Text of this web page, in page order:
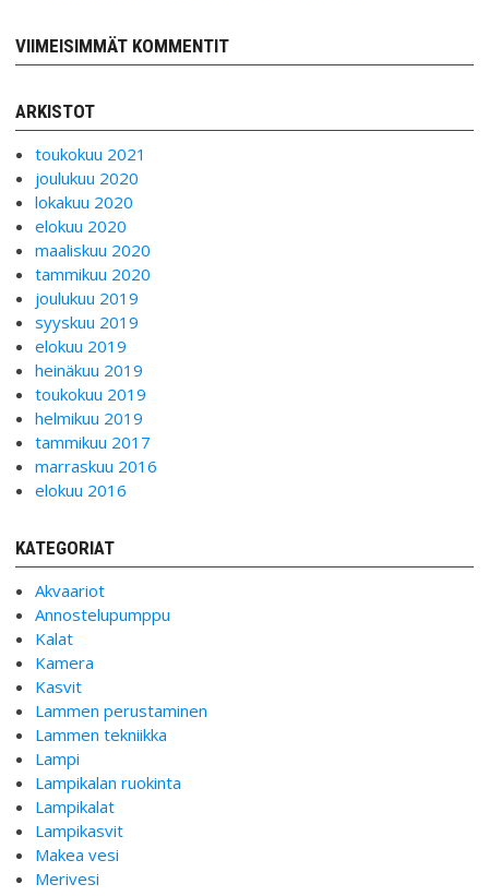
VIIMEISIMMÄT KOMMENTIT
ARKISTOT
toukokuu 2021
joulukuu 2020
lokakuu 2020
elokuu 2020
maaliskuu 2020
tammikuu 2020
joulukuu 2019
syyskuu 2019
elokuu 2019
heinäkuu 2019
toukokuu 2019
helmikuu 2019
tammikuu 2017
marraskuu 2016
elokuu 2016
KATEGORIAT
Akvaariot
Annostelupumppu
Kalat
Kamera
Kasvit
Lammen perustaminen
Lammen tekniikka
Lampi
Lampikalan ruokinta
Lampikalat
Lampikasvit
Makea vesi
Merivesi